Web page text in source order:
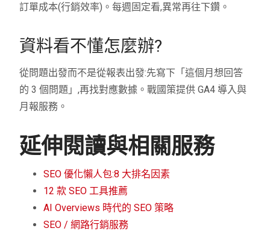
訂單成本(行銷效率)。每週固定看,異常再往下鑽。
資料看不懂怎麼辦?
從問題出發而不是從報表出發:先寫下「這個月想回答
的 3 個問題」,再找對應數據。戰國策提供 GA4 導入與
月報服務。
延伸閱讀與相關服務
SEO 優化懶人包:8 大排名因素
12 款 SEO 工具推薦
AI Overviews 時代的 SEO 策略
SEO / 網路行銷服務